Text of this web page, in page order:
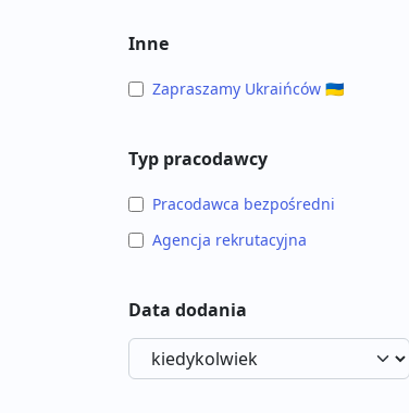
Inne
Zapraszamy Ukraińców 🇺🇦
Typ pracodawcy
Pracodawca bezpośredni
Agencja rekrutacyjna
Data dodania